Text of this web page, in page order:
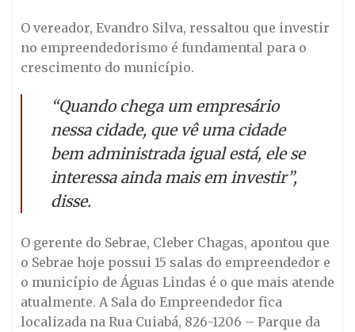
O vereador, Evandro Silva, ressaltou que investir
no empreendedorismo é fundamental para o
crescimento do município.
“Quando chega um empresário
nessa cidade, que vê uma cidade
bem administrada igual está, ele se
interessa ainda mais em investir”,
disse.
O gerente do Sebrae, Cleber Chagas, apontou que
o Sebrae hoje possui 15 salas do empreendedor e
o município de Águas Lindas é o que mais atende
atualmente. A Sala do Empreendedor fica
localizada na Rua Cuiabá, 826-1206 – Parque da